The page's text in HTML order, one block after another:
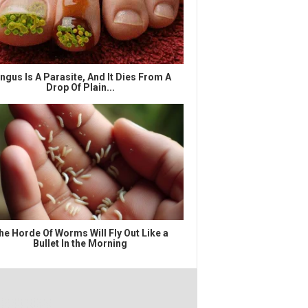
Is A Parasite, And It Dies From A
Drop Of Plain...
Horde Of Worms Will Fly Out Like a
Bullet In the Morning